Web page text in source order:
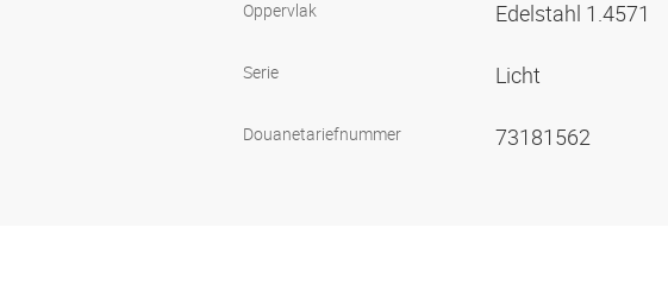
Oppervlak Edelstahl 1.4571
Serie Licht
Douanetariefnummer 73181562